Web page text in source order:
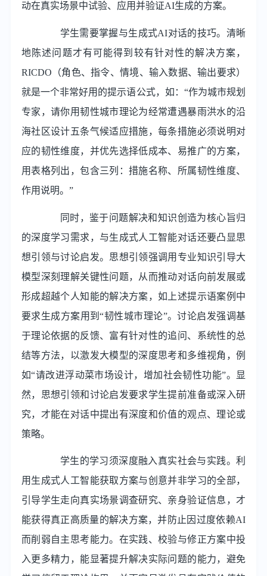
动在真实场景中试验、应用并验证AI生成的方案。
学生需要掌握与生成式AI对话的技巧。清晰
地陈述问题才有可能得到较有针对性的解决方案，
RICDO（角色、指令、情境、输入数据、输出要求）
就是一个非常好用的提示语公式，如：“作为城市规划
专家，请你用韧性城市理论为经常遭遇暴雨洪水的沿
海社区设计五条气候适应措施，每条措施必须说明对
应的韧性维度，并优先选择低成本、易推广的方案，
用表格列出，包含三列：措施名称、所属韧性维度、
作用说明。”
同时，鉴于问题解决和知识创造为核心旨归
的深度学习需求，与生成式人工智能对话还要凸显思
想引领与讨论启发。思想引领强调用专业知识引导大
模型深刻理解关键性问题，从而推动对话向前发展或
形成超越个人知能的解决方案，如上述提示语案例中
要求生成方案用到“韧性城市理论”。讨论启发强调基
于理论依据的反馈、富有针对性的追问、系统性的总
结等方法，以激发大模型的深度思考和多维视角，例
如“请改进浮动菜市场设计，增加社会韧性功能”。显
然，思想引领和讨论启发要求学生提前准备或深入研
究，才能在对话中提出有深度和价值的观点、理论或
策略。
学生的学习须深度融入真实社会与实践。利
用生成式人工智能获取方案与创意并非学习的全部，
引导学生走向真实场景调查研究、亲身验证信息，才
能获得真正高质量的解决方案，并防止因过度依赖AI
而削弱自主思考能力。在实践、校验与修正方案中投
入更多精力，能显著提升解决实际问题的能力，避免